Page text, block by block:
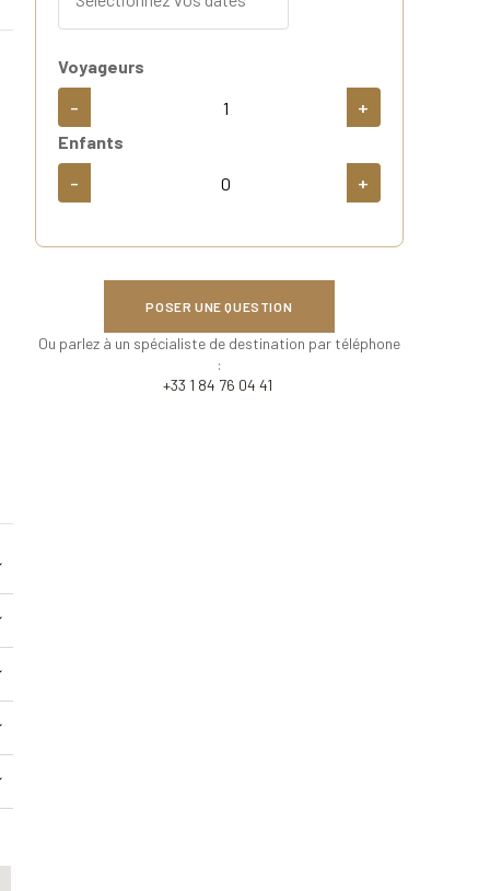
Voyageurs
- +
Enfants
- +
POSER UNE QUESTION
Ou parlez à un spécialiste de destination par téléphone
:
+33 1 84 76 04 41